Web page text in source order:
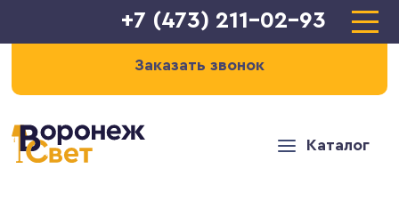
+7 (473) 211-02-93
Заказать звонок
Каталог